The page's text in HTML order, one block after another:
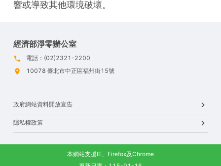
響或導致其他環境破壞。
經濟部淨零辦公室
電話：(02)2321-2200
10078 臺北市中正區福州街15號
政府網站資料開放宣告
隱私權政策
本網站支援IE、Firefox及Chrome